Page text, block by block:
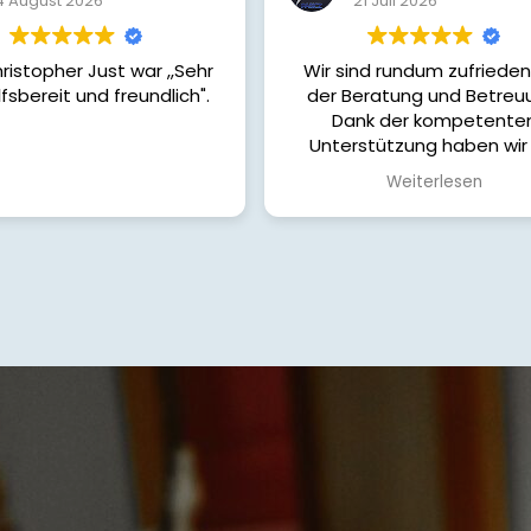
rundum zufrieden mit
und Betreuung.
wurden wir ehrlich,
und bedanken
Tolle Beratung und toller